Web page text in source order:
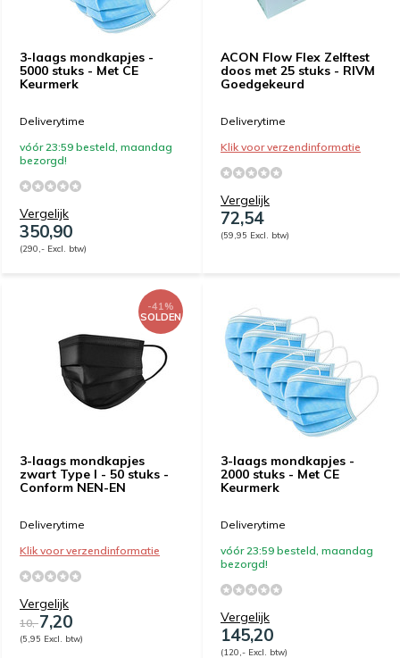
3-laags mondkapjes -
5000 stuks - Met CE
Keurmerk
Deliverytime
vóór 23:59 besteld, maandag
bezorgd!
Vergelijk
350,90
(290,- Excl. btw)
ACON Flow Flex Zelftest
doos met 25 stuks - RIVM
Goedgekeurd
Deliverytime
Klik voor verzendinformatie
Vergelijk
72,54
(59,95 Excl. btw)
3-laags mondkapjes
zwart Type I - 50 stuks -
Conform NEN-EN
-41%
SOLDEN
Deliverytime
Klik voor verzendinformatie
Vergelijk
10,-7,20
(5,95 Excl. btw)
3-laags mondkapjes -
2000 stuks - Met CE
Keurmerk
Deliverytime
vóór 23:59 besteld, maandag
bezorgd!
Vergelijk
145,20
(120,- Excl. btw)